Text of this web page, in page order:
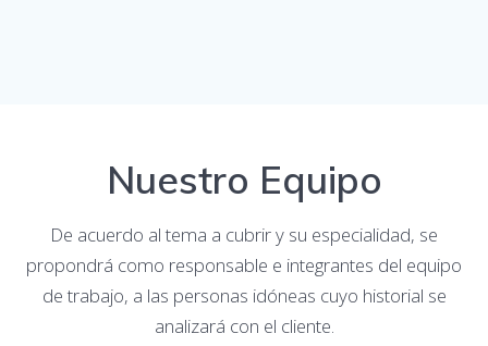
Nuestro Equipo
De acuerdo al tema a cubrir y su especialidad, se
propondrá como responsable e integrantes del equipo
de trabajo, a las personas idóneas cuyo historial se
analizará con el cliente.